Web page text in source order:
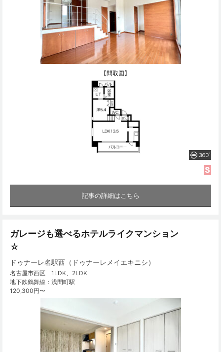
【間取図】
記事の詳細はこちら
ガレージも選べるホテルライクマンション
☆
ドゥナーレ名駅西（ドゥナーレメイエキニシ）
名古屋市西区 1LDK、2LDK
地下鉄鶴舞線：浅間町駅
120,300円〜